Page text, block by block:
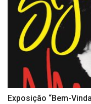
Exposição “Bem-